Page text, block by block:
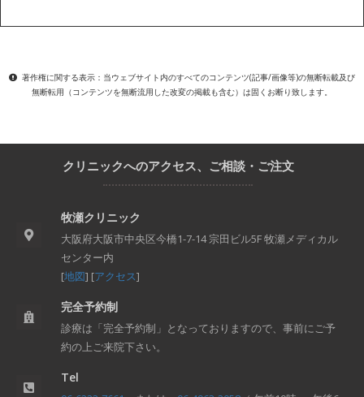
著作権に関する表示：当ウェブサイト内のすべてのコンテンツ(記事/画像等)の無断転載及び
無断転用（コンテンツを無断流用した改変の掲載も含む）は固くお断り致します。
クリニックへのアクセス、ご相談・ご注文
牧瀬クリニック
大阪府大阪市中央区今橋1-7-14 宗田ビル5F 牧瀬メディカル
センター内
[地図] [アクセス]
完全予約制
診療は「完全予約制」となっておりますので、事前にご予
約の上ご来院下さい。
Tel